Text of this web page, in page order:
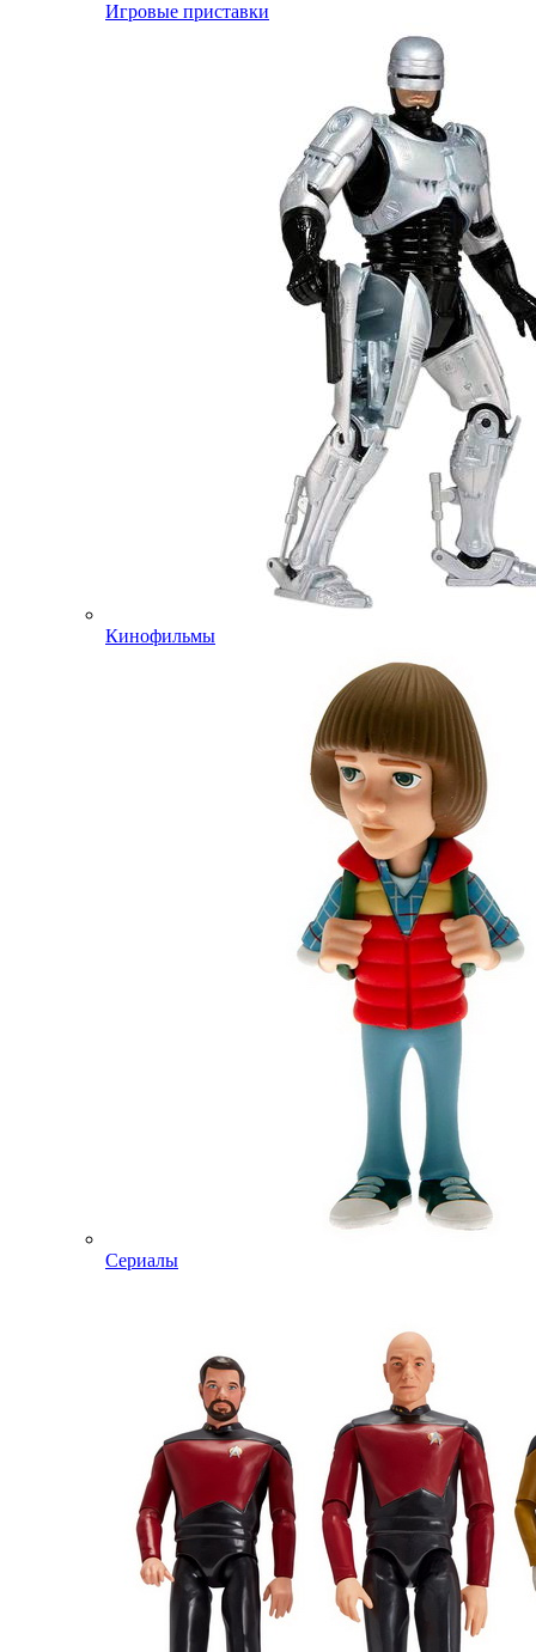
Игровые приставки
Кинофильмы
Сериалы